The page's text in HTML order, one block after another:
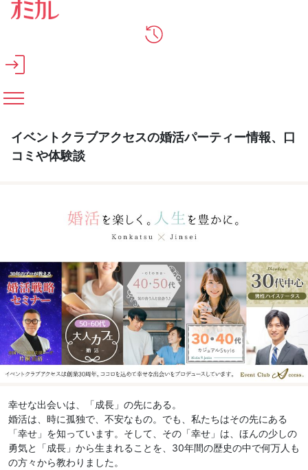
メインコンテンツへスキップ
イベントクラブアクセスの婚活パーティー情報、口
コミや体験談
幸せな出会いは、「成長」の先にある。
婚活は、時に孤独で、不安なもの。でも、私たちはその先にある
「幸せ」を知っています。そして、その「幸せ」は、ほんの少しの
勇気と「成長」から生まれることを、30年間の歴史の中で何万人も
の方々から教わりました。